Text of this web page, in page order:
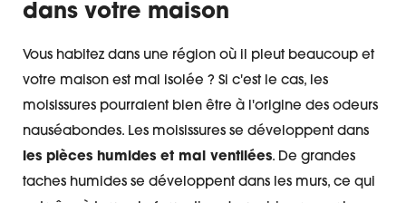
dans votre maison
Vous habitez dans une région où il pleut beaucoup et
votre maison est mal isolée ? Si c'est le cas, les
moisissures pourraient bien être à l'origine des odeurs
nauséabondes. Les moisissures se développent dans
les pièces humides et mal ventilées. De grandes
taches humides se développent dans les murs, ce qui